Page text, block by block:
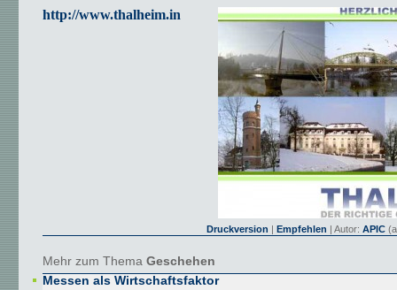
http://www.thalheim.in
Druckversion | Empfehlen | Autor: APIC
Mehr zum Thema Geschehen
Messen als Wirtschaftsfaktor